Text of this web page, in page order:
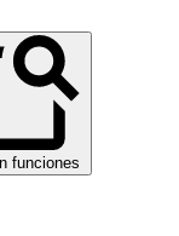
funciones